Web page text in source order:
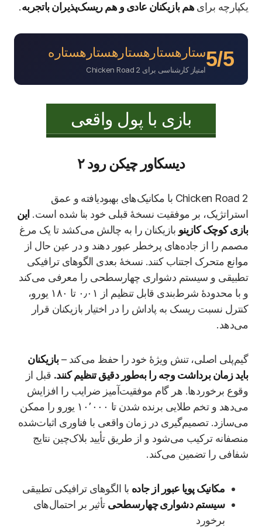
یکپارچه برایهم بازیکنان عادی و هم ریسک‌پذیران باتجربه.
5/5ستارهستارهستارهستارهستاره
امتیاز کارشناسی برای Chicken Road 2
بازی با پول واقعی
دیسکاور چیکن رود ۲
Chicken Road 2 با مکانیک‌های بهبودیافته و عمق
استراتژیک، بر موفقیت نسخهٔ قبلی خود بنا شده است. این
بازی کوچک کازینو بازیکنان را به چالش می‌کشد تا یک مرغ
مصمم را از جاده‌های پرخطر عبور دهند و در عین حال از
موانع متحرک اجتناب کنند. نسخهٔ بعدی الگوهای ترافیکی
تطبیقی و سیستم دشواری چهارسطحی را معرفی می‌کند
و با محدودهٔ شرط‌بندی قابل تنظیم از ۰٫۰۱ تا ۱۸۰ یورو،
کنترل نسبت ریسک به پاداش را در اختیار بازیکنان قرار
می‌دهد.
گیم‌پلی اصلی، تنش ویژهٔ خود را حفظ می‌کند –بازیکنان
باید زمان برداشت وجه را به‌طور دقیق تنظیم کنند. قبل از
وقوع برخوردها. هر گام موفقیت‌آمیز ضرایب را افزایش
می‌دهد و تخم طلایی برنده شدن تا ۱۰٬۰۰۰ یورو را ممکن
می‌سازد. تصمیم‌گیری در زمان واقعی با فناوری اثبات‌شده
منصفانه ترکیب می‌شود و از طریق تأیید بلاک‌چین نتایج
شفافی را تضمین می‌کند.
مکانیک پویا عبور از جاده با الگوهای ترافیکی تطبیقی
سیستم دشواری چهارسطحی تأثیر بر احتمال‌های
برخورد